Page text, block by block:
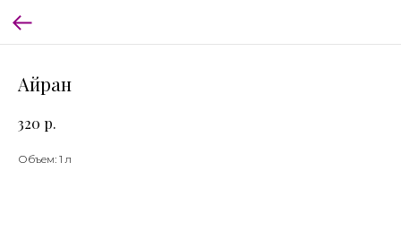
Айран
320 р.
Объем: 1 л